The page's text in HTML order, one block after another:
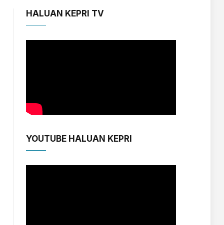
HALUAN KEPRI TV
YOUTUBE HALUAN KEPRI